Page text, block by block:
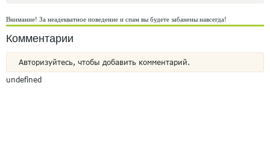
Внимание! За неадекватное поведение и спам вы будете забанены навсегда!
Комментарии
Авторизуйтесь, чтобы добавить комментарий.
undefined